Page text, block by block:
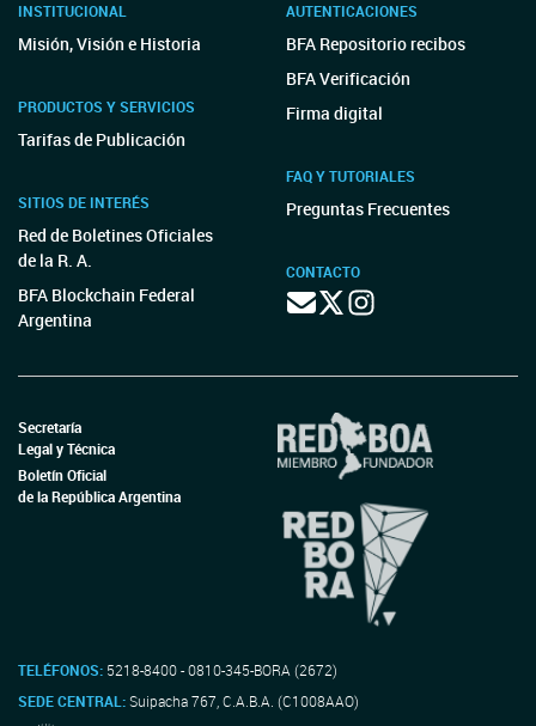
INSTITUCIONAL
Misión, Visión e Historia
PRODUCTOS Y SERVICIOS
Tarifas de Publicación
SITIOS DE INTERÉS
Red de Boletines Oficiales
de la R. A.
BFA Blockchain Federal
Argentina
AUTENTICACIONES
BFA Repositorio recibos
BFA Verificación
Firma digital
FAQ Y TUTORIALES
Preguntas Frecuentes
CONTACTO
Secretaría
Legal y Técnica
Boletín Oficial
de la República Argentina
TELÉFONOS: 5218-8400 - 0810-345-BORA (2672)
SEDE CENTRAL:Suipacha 767, C.A.B.A. (C1008AAO)